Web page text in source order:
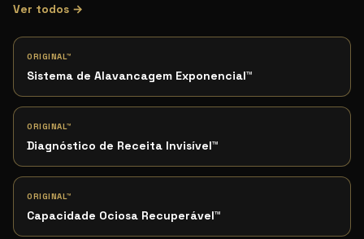
Ver todos →
ORIGINAL™
Sistema de Alavancagem Exponencial™
ORIGINAL™
Diagnóstico de Receita Invisível™
ORIGINAL™
Capacidade Ociosa Recuperável™